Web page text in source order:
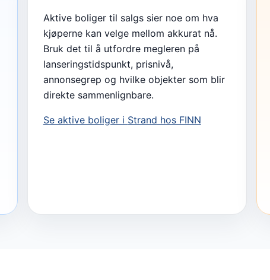
Aktive boliger til salgs sier noe om hva
kjøperne kan velge mellom akkurat nå.
Bruk det til å utfordre megleren på
lanseringstidspunkt, prisnivå,
annonsegrep og hvilke objekter som blir
direkte sammenlignbare.
Se aktive boliger i Strand hos FINN